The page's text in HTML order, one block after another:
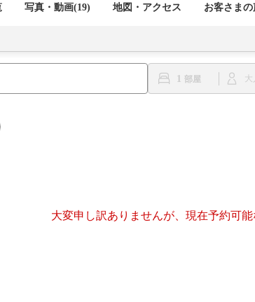
写真・動画(19) 地図・アクセス お客さまの
1 大
大変申し訳ありませんが、現在予約可能